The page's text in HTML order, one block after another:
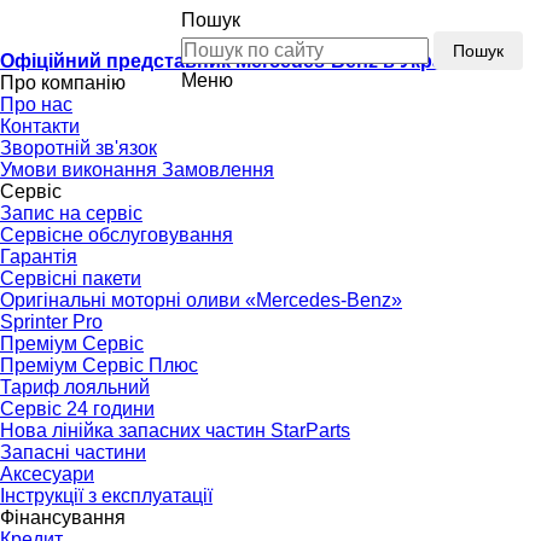
Офіційний представник Mercedes-Benz в Україні
Пошук
Пошук
Меню
Про компанію
Про нас
Контакти
Зворотній зв'язок
Умови виконання Замовлення
Сервіс
Запис на сервіс
Сервісне обслуговування
Гарантія
Сервісні пакети
Оригінальні моторні оливи «Mercedes-Benz»
Sprinter Pro
Преміум Сервіс
Преміум Сервіс Плюс
Тариф лояльний
Сервіс 24 години
Нова лінійка запасних частин StarParts
Запасні частини
Аксесуари
Інструкції з експлуатації
Фінансування